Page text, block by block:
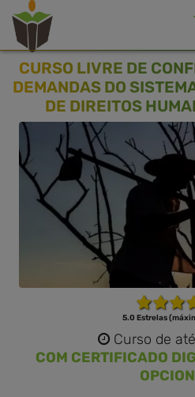
CURSO LIVRE DE
DEMANDAS DO
DE DIREITOS
5.0 Estrelas
Curso de
COM CERTIFICADO